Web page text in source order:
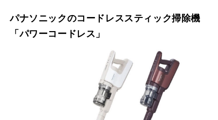
パナソニックのコードレススティック掃除機
「パワーコードレス」